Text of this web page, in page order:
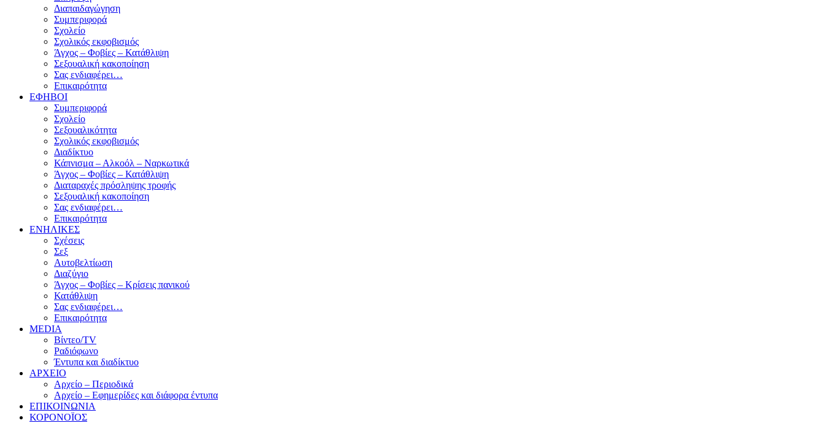
Διαπαιδαγώγηση
Συμπεριφορά
Σχολείο
Σχολικός εκφοβισμός
Άγχος – Φοβίες – Κατάθλιψη
Σεξουαλική κακοποίηση
Σας ενδιαφέρει…
Επικαιρότητα
ΕΦΗΒΟΙ
Συμπεριφορά
Σχολείο
Σεξουαλικότητα
Σχολικός εκφοβισμός
Διαδίκτυο
Κάπνισμα – Αλκοόλ – Ναρκωτικά
Άγχος – Φοβίες – Κατάθλιψη
Διαταραχές πρόσληψης τροφής
Σεξουαλική κακοποίηση
Σας ενδιαφέρει…
Επικαιρότητα
ΕΝΗΛΙΚΕΣ
Σχέσεις
Σεξ
Αυτοβελτίωση
Διαζύγιο
Άγχος – Φοβίες – Κρίσεις πανικού
Κατάθλιψη
Σας ενδιαφέρει…
Επικαιρότητα
MEDIA
Βίντεο/TV
Ραδιόφωνο
Έντυπα και διαδίκτυο
ΑΡΧΕΙΟ
Αρχείο – Περιοδικά
Αρχείο – Εφημερίδες και διάφορα έντυπα
ΕΠΙΚΟΙΝΩΝΙΑ
ΚΟΡΟΝΟΪΟΣ